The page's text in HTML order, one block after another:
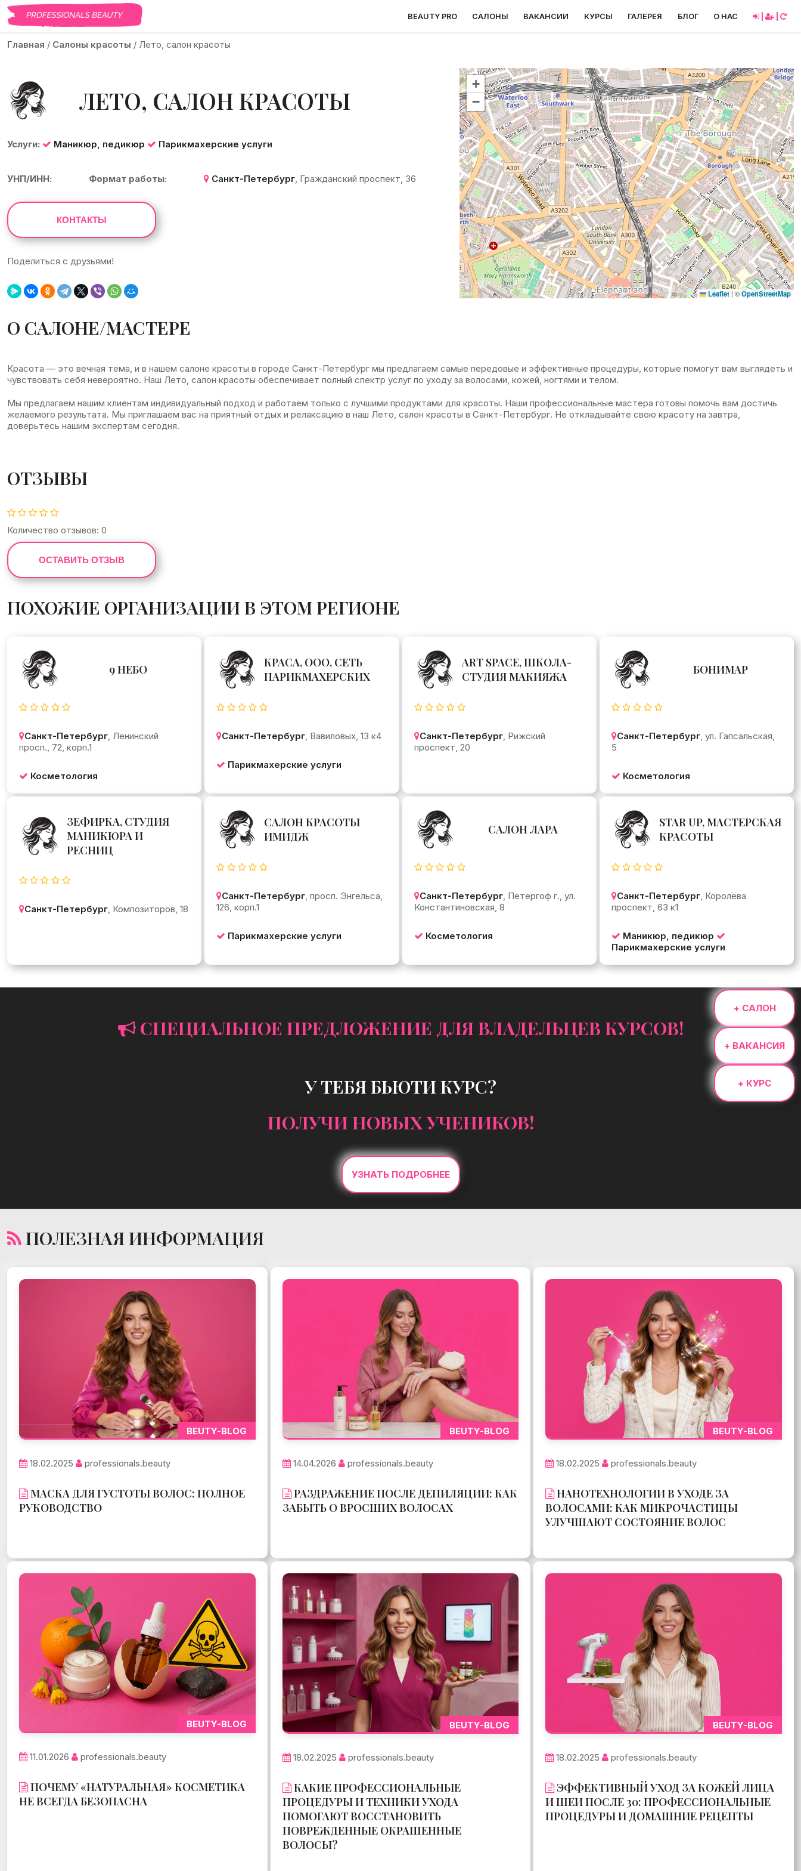
BEAUTY PRO САЛОНЫ ВАКАНСИИ КУРСЫ ГАЛЕРЕЯ БЛОГ О НАС | |
Главная / Салоны красоты / Лето, салон красоты
ЛЕТО, САЛОН КРАСОТЫ
Услуги: Маникюр, педикюр Парикмахерские услуги
УНП/ИНН: Формат работы: Санкт-Петербург, Гражданский проспект, 36
КОНТАКТЫ
Поделиться с друзьями!
+
−
Leaflet| ©OpenStreetMap
О САЛОНЕ/МАСТЕРЕ
Красота — это вечная тема, и в нашем салоне красоты в городе Санкт-Петербург мы предлагаем самые передовые и эффективные процедуры, которые помогут вам выглядеть и
чувствовать себя невероятно. Наш Лето, салон красоты обеспечивает полный спектр услуг по уходу за волосами, кожей, ногтями и телом.
Мы предлагаем нашим клиентам индивидуальный подход и работаем только с лучшими продуктами для красоты. Наши профессиональные мастера готовы помочь вам достичь
желаемого результата. Мы приглашаем вас на приятный отдых и релаксацию в наш Лето, салон красоты в Санкт-Петербург. Не откладывайте свою красоту на завтра,
доверьтесь нашим экспертам сегодня.
ОТЗЫВЫ
Количество отзывов: 0
ОСТАВИТЬ ОТЗЫВ
ПОХОЖИЕ ОРГАНИЗАЦИИ В ЭТОМ РЕГИОНЕ
9 НЕБО
Санкт-Петербург, Ленинский
просп., 72, корп.1
Косметология
КРАСА, ООО, СЕТЬ
ПАРИКМАХЕРСКИХ
Санкт-Петербург, Вавиловых, 13 к4
Парикмахерские услуги
ART SPACE, ШКОЛА-
СТУДИЯ МАКИЯЖА
Санкт-Петербург, Рижский
проспект, 20
БОНИМАР
Санкт-Петербург, ул. Гапсальская,
5
Косметология
ЗЕФИРКА, СТУДИЯ
МАНИКЮРА И
РЕСНИЦ
Санкт-Петербург, Композиторов, 18
САЛОН КРАСОТЫ
ИМИДЖ
Санкт-Петербург, просп. Энгельса,
126, корп.1
Парикмахерские услуги
САЛОН ЛАРА
Санкт-Петербург, Петергоф г., ул.
Константиновская, 8
Косметология
STAR UP, МАСТЕРСКАЯ
КРАСОТЫ
Санкт-Петербург, Королёва
проспект, 63 к1
Маникюр, педикюр
Парикмахерские услуги
СПЕЦИАЛЬНОЕ ПРЕДЛОЖЕНИЕ ДЛЯ ВЛАДЕЛЬЦЕВ КУРСОВ!
У ТЕБЯ БЬЮТИ КУРС?
ПОЛУЧИ НОВЫХ УЧЕНИКОВ!
УЗНАТЬ ПОДРОБНЕЕ
ПОЛЕЗНАЯ ИНФОРМАЦИЯ
BEUTY-BLOG
18.02.2025 professionals.beauty
МАСКА ДЛЯ ГУСТОТЫ ВОЛОС: ПОЛНОЕ
РУКОВОДСТВО
BEUTY-BLOG
14.04.2026 professionals.beauty
РАЗДРАЖЕНИЕ ПОСЛЕ ДЕПИЛЯЦИИ: КАК
ЗАБЫТЬ О ВРОСШИХ ВОЛОСАХ
BEUTY-BLOG
18.02.2025 professionals.beauty
НАНОТЕХНОЛОГИИ В УХОДЕ ЗА
ВОЛОСАМИ: КАК МИКРОЧАСТИЦЫ
УЛУЧШАЮТ СОСТОЯНИЕ ВОЛОС
BEUTY-BLOG
11.01.2026 professionals.beauty
ПОЧЕМУ «НАТУРАЛЬНАЯ» КОСМЕТИКА
НЕ ВСЕГДА БЕЗОПАСНА
BEUTY-BLOG
18.02.2025 professionals.beauty
КАКИЕ ПРОФЕССИОНАЛЬНЫЕ
ПРОЦЕДУРЫ И ТЕХНИКИ УХОДА
ПОМОГАЮТ ВОССТАНОВИТЬ
ПОВРЕЖДЕННЫЕ ОКРАШЕННЫЕ
ВОЛОСЫ?
BEUTY-BLOG
18.02.2025 professionals.beauty
ЭФФЕКТИВНЫЙ УХОД ЗА КОЖЕЙ ЛИЦА
И ШЕИ ПОСЛЕ 30: ПРОФЕССИОНАЛЬНЫЕ
ПРОЦЕДУРЫ И ДОМАШНИЕ РЕЦЕПТЫ
+ САЛОН
+ ВАКАНСИЯ
+ КУРС